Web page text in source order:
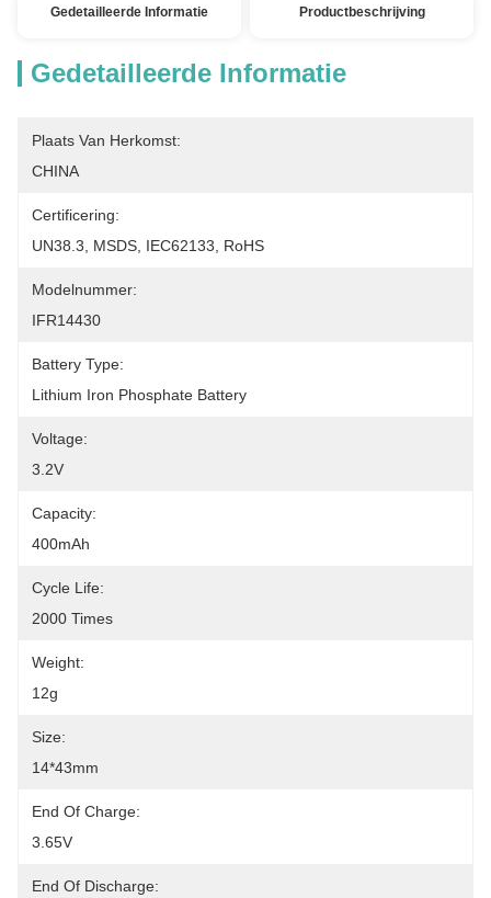
Gedetailleerde Informatie Productbeschrijving
Gedetailleerde Informatie
Plaats Van Herkomst:
CHINA
Certificering:
UN38.3, MSDS, IEC62133, RoHS
Modelnummer:
IFR14430
Battery Type:
Lithium Iron Phosphate Battery
Voltage:
3.2V
Capacity:
400mAh
Cycle Life:
2000 Times
Weight:
12g
Size:
14*43mm
End Of Charge:
3.65V
End Of Discharge: